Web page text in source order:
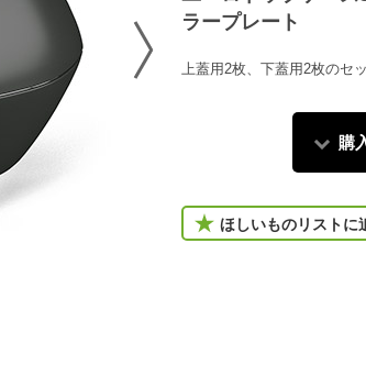
ラープレート
上蓋用2枚、下蓋用2枚のセッ
購
ほしいものリストに